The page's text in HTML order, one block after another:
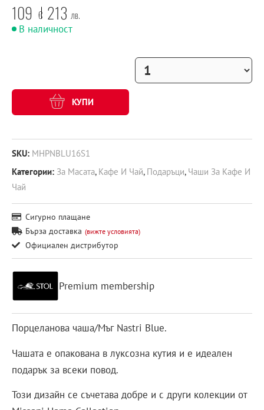
109 € 213 лв.
В наличност
КУПИ
SKU: MHPNBLU16S1
Категории: За Масата, Кафе И Чай, Подаръци, Чаши За Кафе И
Чай
Сигурно плащане
Бърза доставка (вижте условията)
Официален дистрибутор
Premium membership
Порцеланова чаша/Мъг Nastri Blue.
Чашата е опакована в луксозна кутия и е идеален
подарък за всеки повод.
Този дизайн се съчетава добре и с други колекции от